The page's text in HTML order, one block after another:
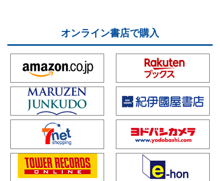
オンライン書店で購入